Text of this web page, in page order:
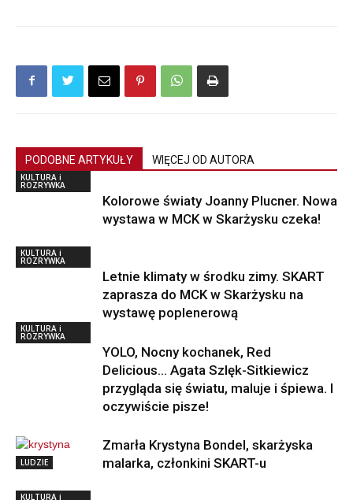
PODOBNE ARTYKUŁY WIĘCEJ OD AUTORA
KULTURA i
ROZRYWKA
Kolorowe światy Joanny Plucner. Nowa
wystawa w MCK w Skarżysku czeka!
KULTURA i
ROZRYWKA
Letnie klimaty w środku zimy. SKART
zaprasza do MCK w Skarżysku na
wystawę poplenerową
KULTURA i
ROZRYWKA
YOLO, Nocny kochanek, Red
Delicious… Agata Szlęk-Sitkiewicz
przygląda się światu, maluje i śpiewa. I
oczywiście pisze!
LUDZIE
Zmarła Krystyna Bondel, skarżyska
malarka, członkini SKART-u
KULTURA i